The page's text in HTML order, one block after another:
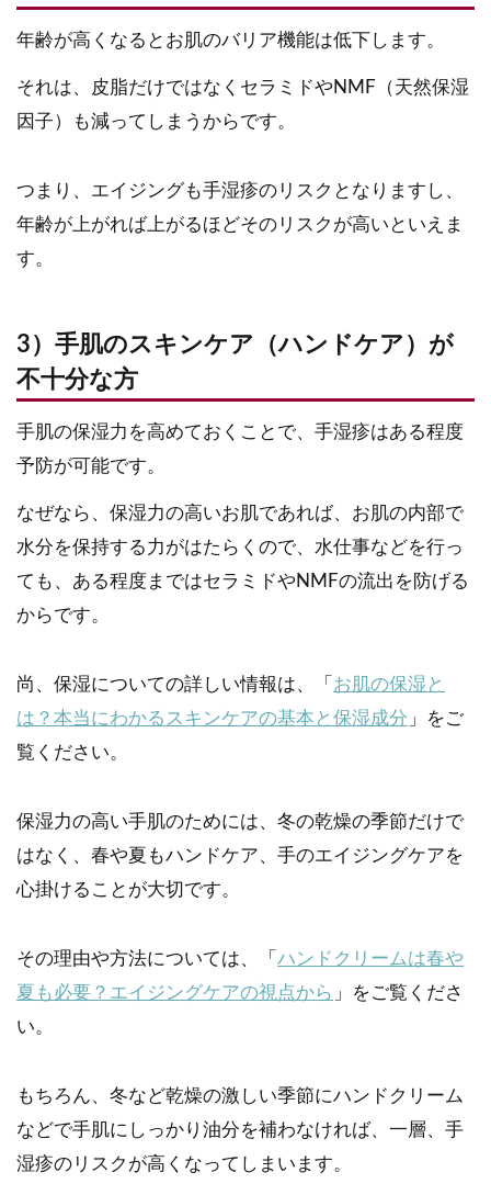
年齢が高くなるとお肌のバリア機能は低下します。
それは、皮脂だけではなくセラミドやNMF（天然保湿
因子）も減ってしまうからです。
つまり、エイジングも手湿疹のリスクとなりますし、
年齢が上がれば上がるほどそのリスクが高いといえま
す。
3）手肌のスキンケア（ハンドケア）が
不十分な方
手肌の保湿力を高めておくことで、手湿疹はある程度
予防が可能です。
なぜなら、保湿力の高いお肌であれば、お肌の内部で
水分を保持する力がはたらくので、水仕事などを行っ
ても、ある程度まではセラミドやNMFの流出を防げる
からです。
尚、保湿についての詳しい情報は、「 お肌の保湿と
は？本当にわかるスキンケアの基本と保湿成分 」をご
覧ください。
保湿力の高い手肌のためには、冬の乾燥の季節だけで
はなく、春や夏もハンドケア、手のエイジングケアを
心掛けることが大切です。
その理由や方法については、「 ハンドクリームは春や
夏も必要？エイジングケアの視点から 」をご覧くださ
い。
もちろん、冬など乾燥の激しい季節にハンドクリーム
などで手肌にしっかり油分を補わなければ、一層、手
湿疹のリスクが高くなってしまいます。